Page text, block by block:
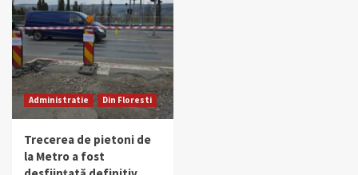
Administratie Din Floresti
Trecerea de pietoni de
la Metro a fost